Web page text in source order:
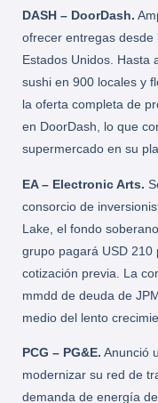
DASH – DoorDash.
ofrecer entregas desde
Estados Unidos. Hasta
sushi en 900 locales y
la oferta completa de
en DoorDash, lo que
supermercado en su
EA – Electronic Arts.
consorcio de
Lake, el fondo
grupo pagará USD 210
cotización previa. La
mmdd de deuda de
medio del lento
PCG – PG&E. Anunció
modernizar su red de
demanda de energía